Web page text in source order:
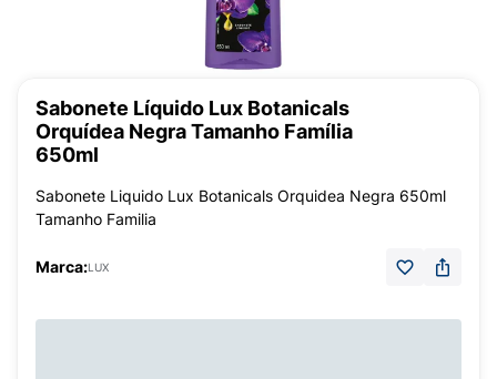
Sabonete Líquido Lux Botanicals
Orquídea Negra Tamanho Família
650ml
Sabonete Liquido Lux Botanicals Orquidea Negra 650ml
Tamanho Familia
Marca:LUX